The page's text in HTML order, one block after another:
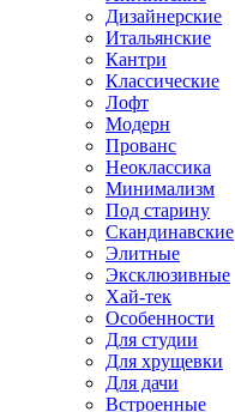
Дизайнерские
Итальянские
Кантри
Классические
Лофт
Модерн
Прованс
Неоклассика
Минимализм
Под старину
Скандинавские
Элитные
Эксклюзивные
Хай-тек
Особенности
Для студии
Для хрущевки
Для дачи
Встроенные